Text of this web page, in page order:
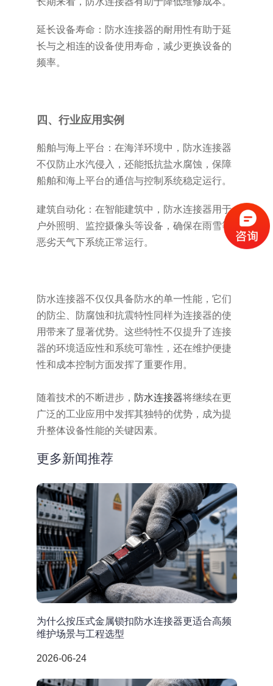
延长设备寿命：防水连接器的耐用性有助于延
长与之相连的设备使用寿命，减少更换设备的
频率。
四、行业应用实例
船舶与海上平台：在海洋环境中，防水连接器
不仅防止水汽侵入，还能抵抗盐水腐蚀，保障
船舶和海上平台的通信与控制系统稳定运行。
建筑自动化：在智能建筑中，防水连接器用于
户外照明、监控摄像头等设备，确保在雨雪等
恶劣天气下系统正常运行。
防水连接器不仅仅具备防水的单一性能，它们
的防尘、防腐蚀和抗震特性同样为连接器的使
用带来了显著优势。这些特性不仅提升了连接
器的环境适应性和系统可靠性，还在维护便捷
性和成本控制方面发挥了重要作用。
随着技术的不断进步， 防水连接器将继续在更
广泛的工业应用中发挥其独特的优势，成为提
升整体设备性能的关键因素。
更多新闻推荐
为什么按压式金属锁扣防水连接器更适合高频
维护场景与工程选型
2026-06-24